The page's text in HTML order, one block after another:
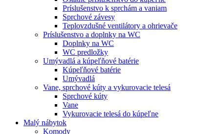
Príslušenstvo k sprchám a vaniam
Sprchové závesy
Teplovzdušné ventilátory a ohrievače
Príslušenstvo a doplnky na WC
Doplnky na WC
WC predložky
Umývadlá a kúpeľňové batérie
Kúpeľňové batérie
Umývadlá
Vane, sprchové kúty a vykurovacie telesá
Sprchové kúty
Vane
Vykurovacie telesá do kúpeľne
Malý nábytok
Komody